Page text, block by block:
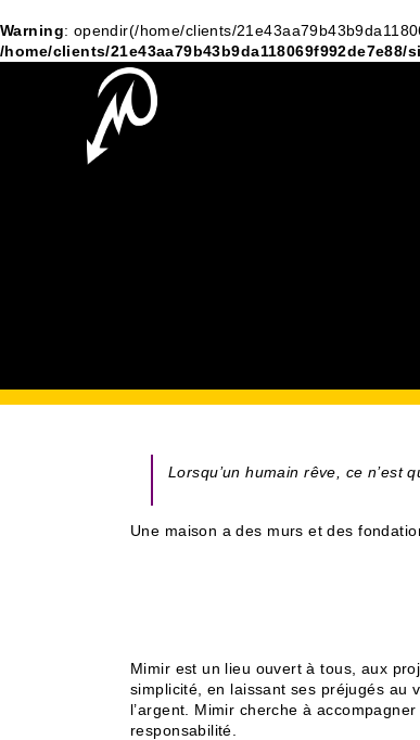
Warning: opendir(/home/clients/
/home/clients/
Lorsqu’un humain rêve, ce n’est
Une maison a des murs et des
Mimir est un lieu ouvert à tous, aux
simplicité, en laissant ses préjugés au
l’argent. Mimir cherche à
responsabilité.